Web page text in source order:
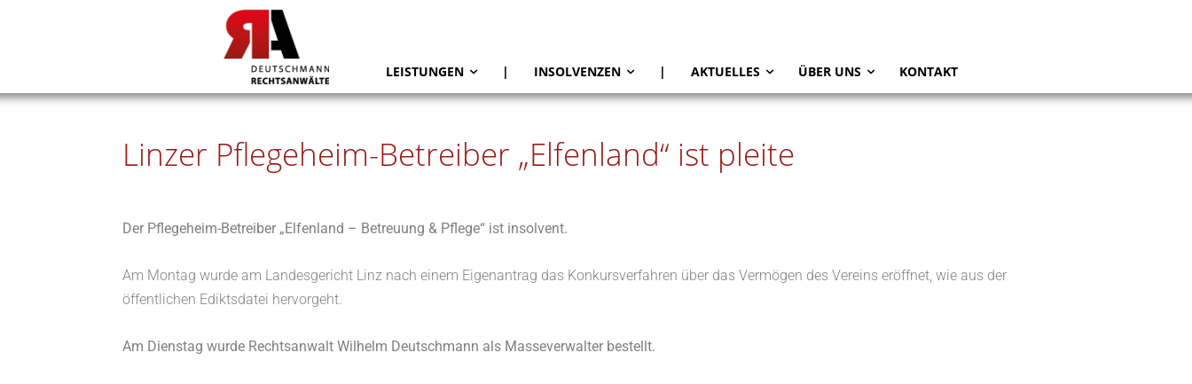
LEISTUNGEN | INSOLVENZEN | AKTUELLES ÜBER UNS KONTAKT
Linzer Pflegeheim-Betreiber „Elfenland“ ist pleite
Der Pflegeheim-Betreiber „Elfenland – Betreuung & Pflege“ ist insolvent.
Am Montag wurde am Landesgericht Linz nach einem Eigenantrag das Konkursverfahren über das Vermögen des Vereins eröffnet, wie aus der
öffentlichen Ediktsdatei hervorgeht.
Am Dienstag wurde Rechtsanwalt Wilhelm Deutschmann als Masseverwalter bestellt.